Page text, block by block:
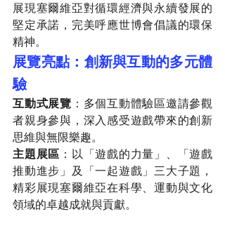
展現塞爾維亞對循環經濟與永續發展的
堅定承諾，完美呼應世博會倡議的環保
精神。
展覽亮點：創新與互動的多元體
驗
互動式展覽 ：多個互動體驗區邀請參觀
者親身參與，深入感受遊戲帶來的創新
思維與無限樂趣。
主題展區 ：以「遊戲的力量」、「遊戲
推動進步」及「一起遊戲」三大子題，
精彩展現塞爾維亞在科學、運動與文化
領域的卓越成就與貢獻。